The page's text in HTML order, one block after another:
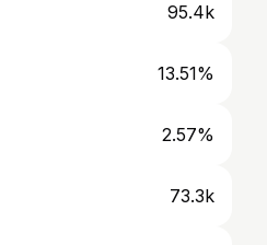
95.4k
13.51%
2.57%
73.3k